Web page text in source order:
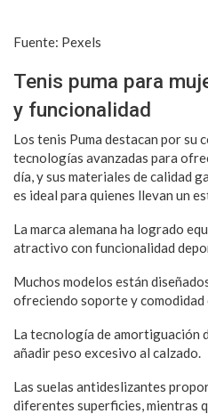
Fuente: Pexels
Tenis puma para
y funcionalidad
Los tenis Puma destacan por su
tecnologías avanzadas para
día, y sus materiales de calidad
es ideal para quienes llevan un
La marca alemana ha logrado
atractivo con funcionalidad
Muchos modelos están
ofreciendo soporte y comodidad
La tecnología de amortiguación
añadir peso excesivo al calzado.
Las suelas antideslizantes
diferentes superficies, mientras